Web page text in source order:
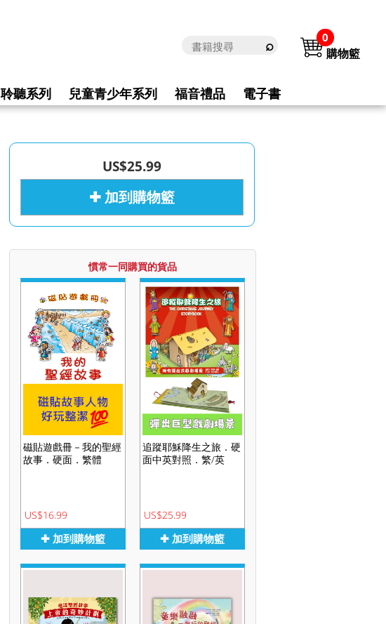
0
購物籃
聆聽系列 兒童青少年系列 福音禮品 電子書
US$25.99
✚ 加到購物籃
慣常一同購買的貨品
磁貼遊戲冊－我的聖經
故事．硬面．繁體
US$16.99
✚ 加到購物籃
追蹤耶穌降生之旅．硬
面中英對照．繁/英
US$25.99
✚ 加到購物籃